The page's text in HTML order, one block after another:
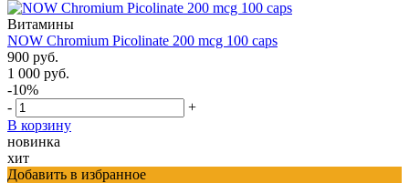
Витамины
NOW Chromium Picolinate 200 mcg 100 caps
900 руб.
1 000 руб.
-10%
-
+
В корзину
новинка
хит
Добавить в избранное